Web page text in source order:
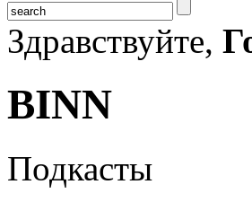
Здравствуйте,
BINN
Подкасты